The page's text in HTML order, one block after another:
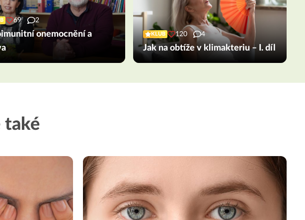
69 2
onemocnění a
KLUB 120 4
Jak na obtíže v klimakteriu – I. díl
také